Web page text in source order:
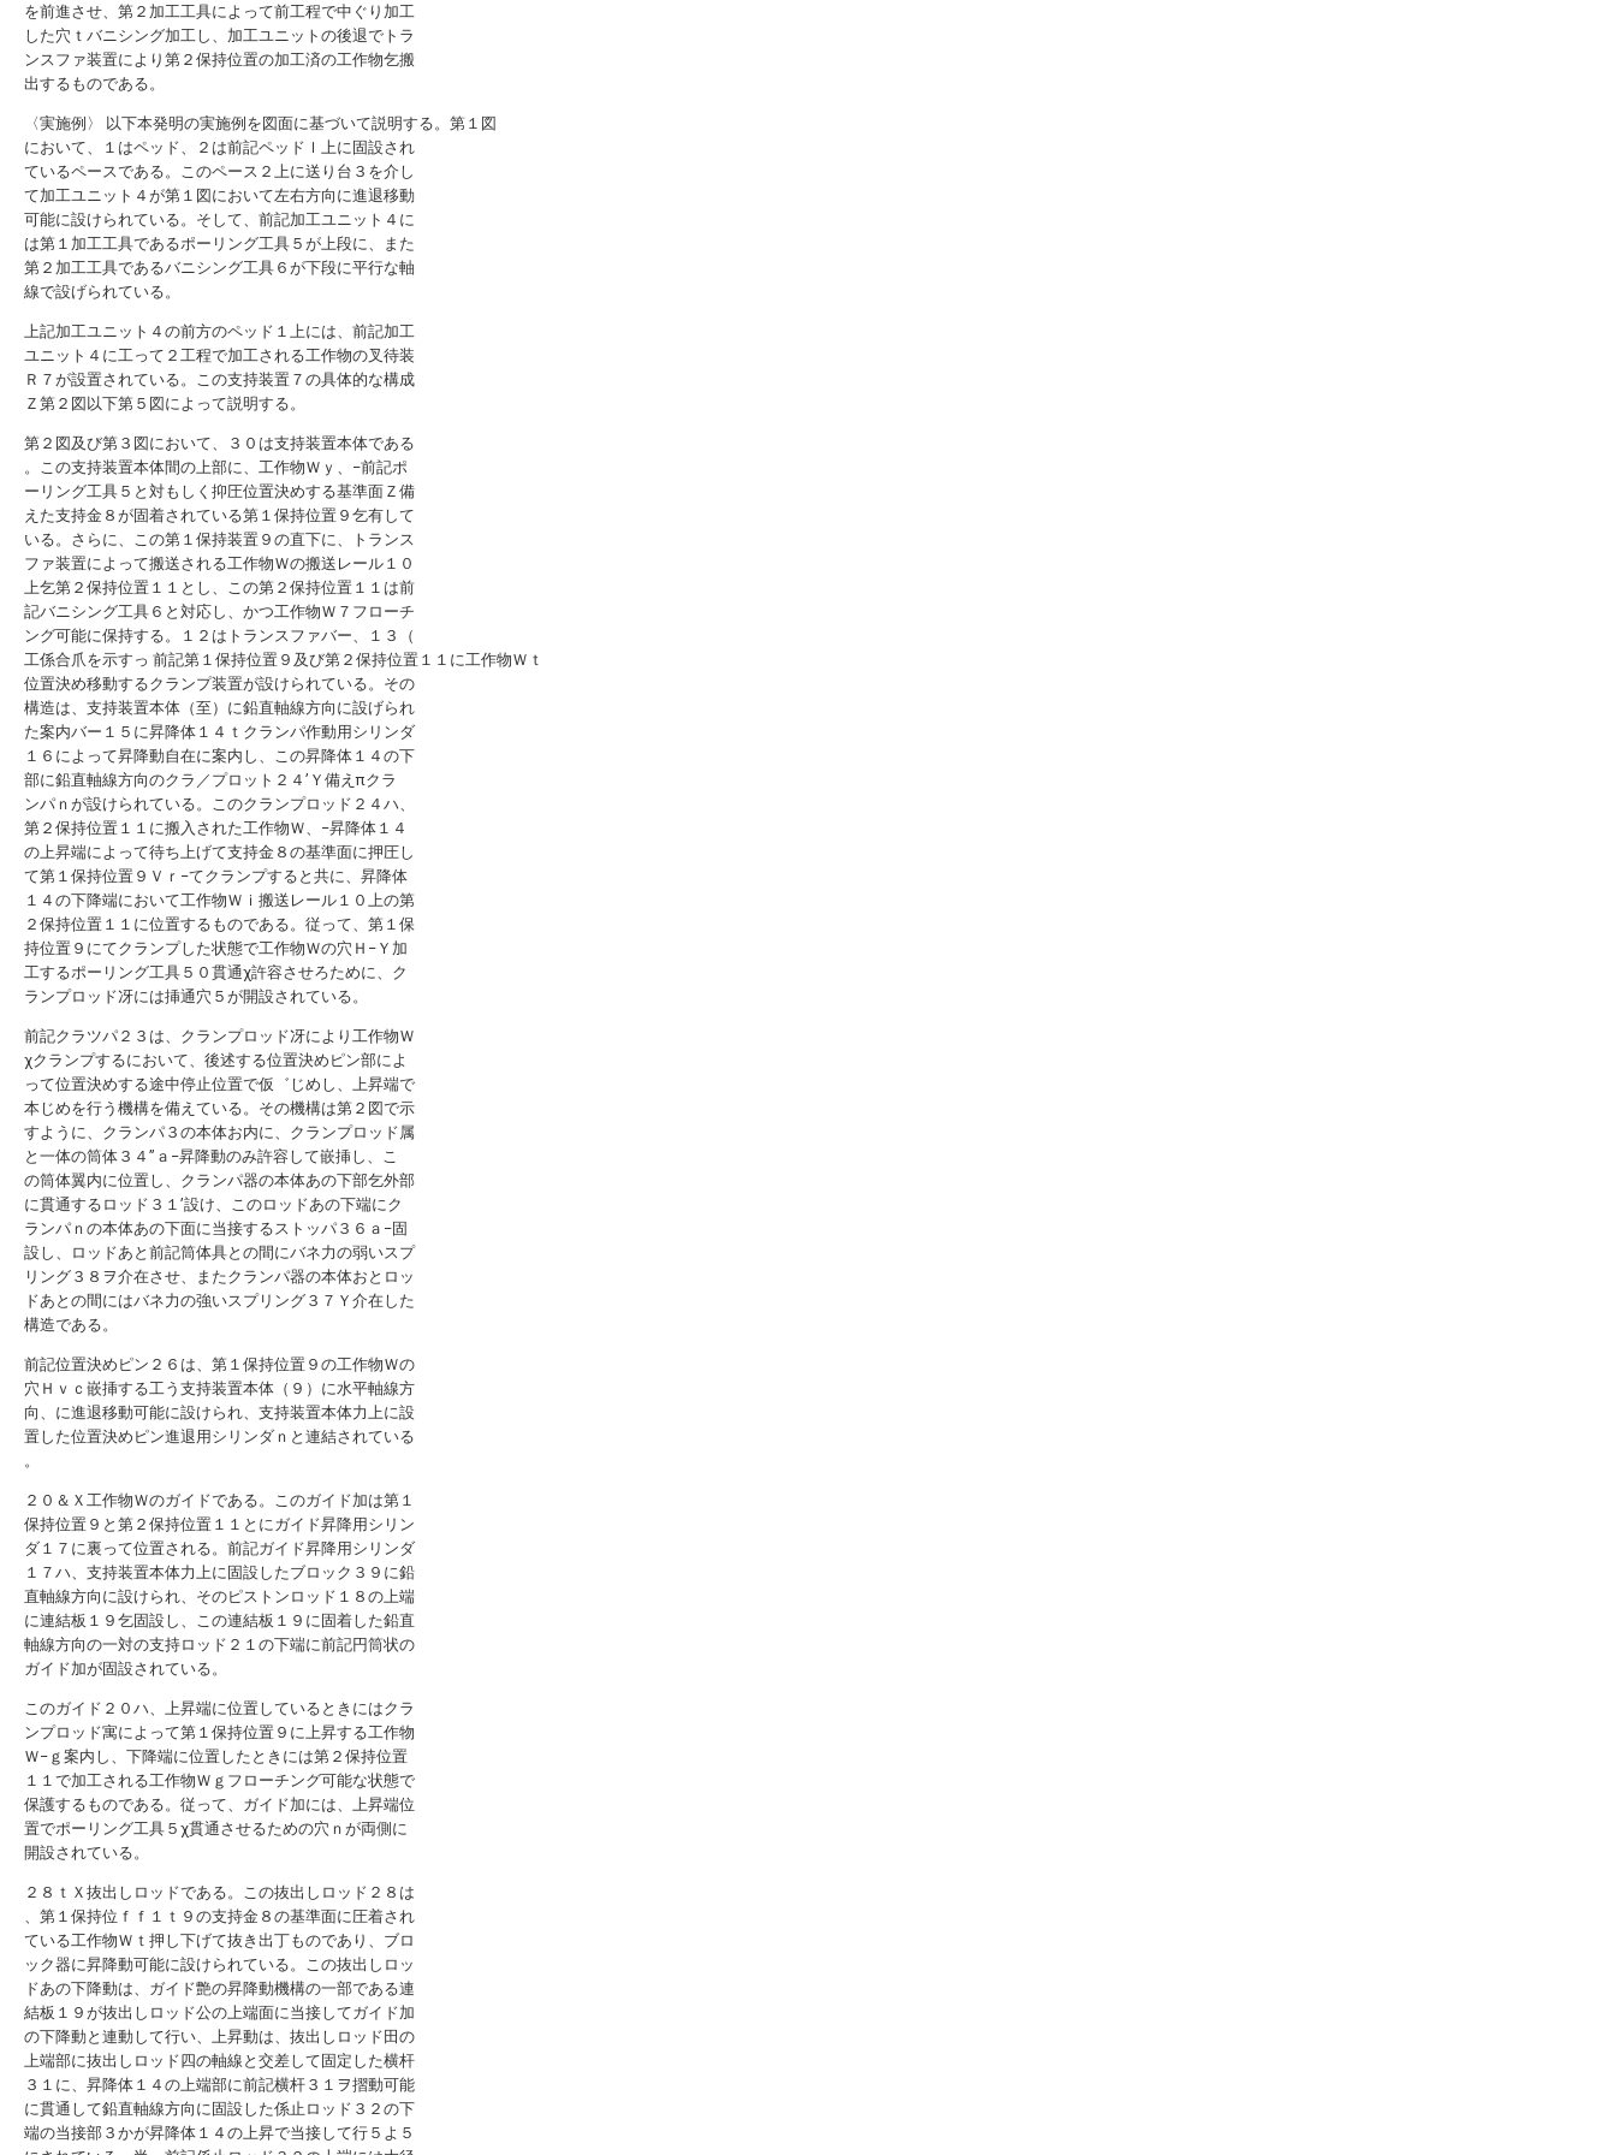
を前進させ、第２加工工具によって前工程で中ぐり加工
した穴ｔバニシング加工し、加工ユニットの後退でトラ
ンスファ装置により第２保持位置の加工済の工作物乞搬
出するものである。
〈実施例〉 以下本発明の実施例を図面に基づいて説明する。第１図
において、１はペッド、２は前記ペッドｌ上に固設され
ているペースである。このペース２上に送り台３を介し
て加工ユニット４が第１図において左右方向に進退移動
可能に設けられている。そして、前記加工ユニット４に
は第１加工工具であるポーリング工具５が上段に、また
第２加工工具であるバニシング工具６が下段に平行な軸
線で設げられている。
上記加工ユニット４の前方のペッド１上には、前記加工
ユニット４に工って２工程で加工される工作物の叉待装
Ｒ７が設置されている。この支持装置７の具体的な構成
Ｚ第２図以下第５図によって説明する。
第２図及び第３図において、３０は支持装置本体である
。この支持装置本体間の上部に、工作物Ｗｙ、−前記ポ
ーリング工具５と対もしく抑圧位置決めする基準面Ｚ備
えた支持金８が固着されている第１保持位置９乞有して
いる。さらに、この第１保持装置９の直下に、トランス
ファ装置によって搬送される工作物Ｗの搬送レール１０
上乞第２保持位置１１とし、この第２保持位置１１は前
記バニシング工具６と対応し、かつ工作物Ｗ７フローチ
ング可能に保持する。１２はトランスファバー、１３（
工係合爪を示すっ 前記第１保持位置９及び第２保持位置１１に工作物Ｗｔ
位置決め移動するクランプ装置が設けられている。その
構造は、支持装置本体（至）に鉛直軸線方向に設げられ
た案内バー１５に昇降体１４ｔクランパ作動用シリンダ
１６によって昇降動自在に案内し、この昇降体１４の下
部に鉛直軸線方向のクラ／プロット２４’Ｙ備えπクラ
ンパｎが設けられている。このクランプロッド２４ハ、
第２保持位置１１に搬入された工作物Ｗ、−昇降体１４
の上昇端によって待ち上げて支持金８の基準面に押圧し
て第１保持位置９Ｖｒ−てクランプすると共に、昇降体
１４の下降端において工作物Ｗｉ搬送レール１０上の第
２保持位置１１に位置するものである。従って、第１保
持位置９にてクランプした状態で工作物Ｗの穴Ｈ−Ｙ加
工するポーリング工具５０貫通χ許容させろために、ク
ランプロッド冴には挿通穴５が開設されている。
前記クラツパ２３は、クランプロッド冴により工作物Ｗ
χクランプするにおいて、後述する位置決めピン部によ
って位置決めする途中停止位置で仮゛じめし、上昇端で
本じめを行う機構を備えている。その機構は第２図で示
すように、クランパ３の本体お内に、クランプロッド属
と一体の筒体３４”ａ−昇降動のみ許容して嵌挿し、こ
の筒体翼内に位置し、クランパ器の本体あの下部乞外部
に貫通するロッド３１’設け、このロッドあの下端にク
ランパｎの本体あの下面に当接するストッパ３６ａ−固
設し、ロッドあと前記筒体具との間にバネ力の弱いスプ
リング３８ヲ介在させ、またクランパ器の本体おとロッ
ドあとの間にはバネ力の強いスプリング３７Ｙ介在した
構造である。
前記位置決めピン２６は、第１保持位置９の工作物Ｗの
穴Ｈｖｃ嵌挿する工う支持装置本体（９）に水平軸線方
向、に進退移動可能に設けられ、支持装置本体力上に設
置した位置決めピン進退用シリンダｎと連結されている
。
２０＆Ｘ工作物Ｗのガイドである。このガイド加は第１
保持位置９と第２保持位置１１とにガイド昇降用シリン
ダ１７に裏って位置される。前記ガイド昇降用シリンダ
１７ハ、支持装置本体力上に固設したブロック３９に鉛
直軸線方向に設けられ、そのピストンロッド１８の上端
に連結板１９乞固設し、この連結板１９に固着した鉛直
軸線方向の一対の支持ロッド２１の下端に前記円筒状の
ガイド加が固設されている。
このガイド２０ハ、上昇端に位置しているときにはクラ
ンプロッド寓によって第１保持位置９に上昇する工作物
Ｗ−ｇ案内し、下降端に位置したときには第２保持位置
１１で加工される工作物Ｗｇフローチング可能な状態で
保護するものである。従って、ガイド加には、上昇端位
置でポーリング工具５χ貫通させるための穴ｎが両側に
開設されている。
２８ｔＸ抜出しロッドである。この抜出しロッド２８は
、第１保持位ｆｆ１ｔ９の支持金８の基準面に圧着され
ている工作物Ｗｔ押し下げて抜き出丁ものであり、ブロ
ック器に昇降動可能に設けられている。この抜出しロッ
ドあの下降動は、ガイド艶の昇降動機構の一部である連
結板１９が抜出しロッド公の上端面に当接してガイド加
の下降動と連動して行い、上昇動は、抜出しロッド田の
上端部に抜出しロッド四の軸線と交差して固定した横杆
３１に、昇降体１４の上端部に前記横杆３１ヲ摺動可能
に貫通して鉛直軸線方向に固設した係止ロッド３２の下
端の当接部３かが昇降体１４の上昇で当接して行５よ５